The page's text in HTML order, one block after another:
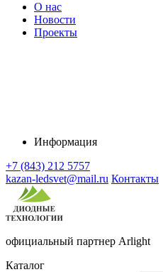
О нас
Новости
Проекты
Информация
+7 (843) 212 5757
kazan-ledsvet@mail.ru Контакты
официальный партнер Arlight
Каталог